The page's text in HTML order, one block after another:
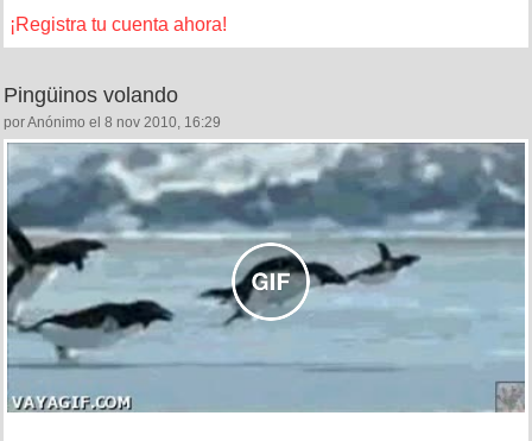
¡Registra tu cuenta ahora!
Pingüinos volando
por Anónimo el 8 nov 2010, 16:29